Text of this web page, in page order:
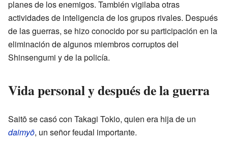
planes de los enemigos. También vigilaba otras
actividades de inteligencia de los grupos rivales. Después
de las guerras, se hizo conocido por su participación en la
eliminación de algunos miembros corruptos del
Shinsengumi y de la policía.
Vida personal y después de la guerra
Saitō se casó con Takagi Tokio, quien era hija de un
daimyō, un señor feudal importante.